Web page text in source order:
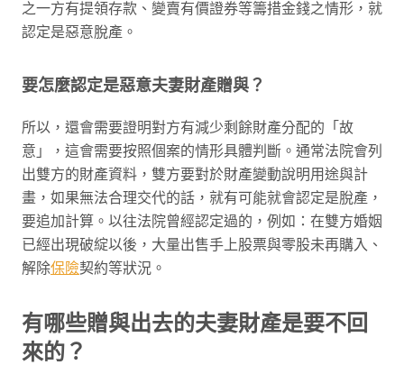
之一方有提領存款、變賣有價證券等籌措金錢之情形，就
認定是惡意脫產。
要怎麼認定是惡意夫妻財產贈與？
所以，還會需要證明對方有減少剩餘財產分配的「故
意」，這會需要按照個案的情形具體判斷。通常法院會列
出雙方的財產資料，雙方要對於財產變動說明用途與計
畫，如果無法合理交代的話，就有可能就會認定是脫產，
要追加計算。以往法院曾經認定過的，例如：在雙方婚姻
已經出現破綻以後，大量出售手上股票與零股未再購入、
解除保險契約等狀況。
有哪些贈與出去的夫妻財產是要不回
來的？